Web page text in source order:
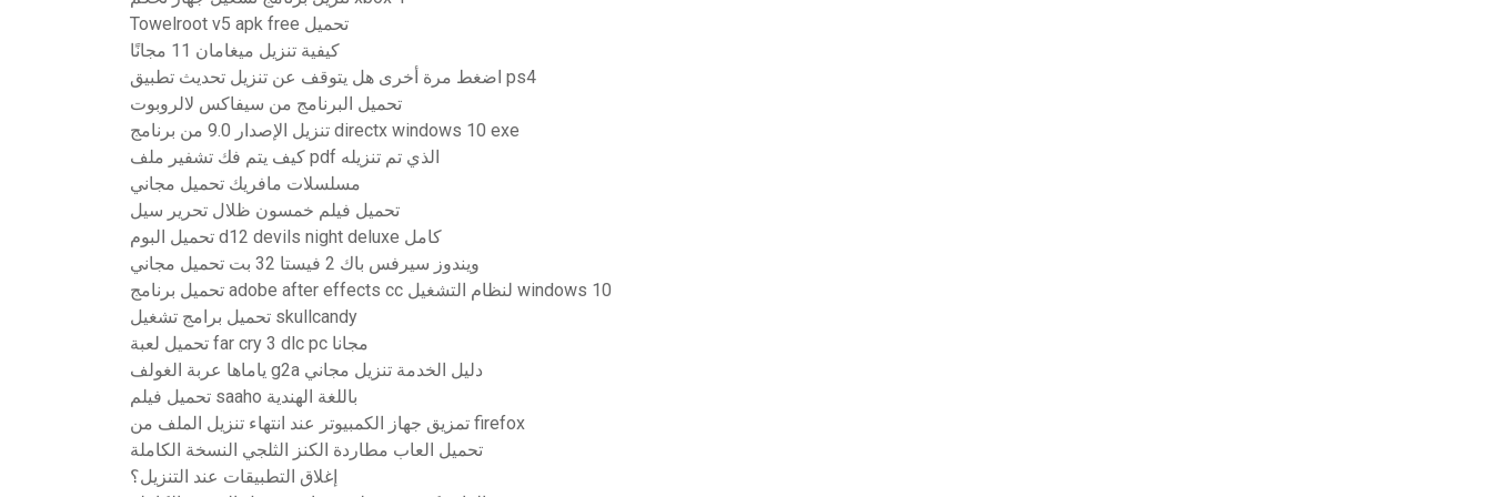
Towelroot v5 apk free تحميل
كيفية تنزيل ميغامان 11 مجانًا
اضغط مرة أخرى هل يتوقف عن تنزيل تحديث تطبيق ps4
تحميل البرنامج من سيفاكس لالروبوت
تنزيل الإصدار 9.0 من برنامج directx windows 10 exe
كيف يتم فك تشفير ملف pdf الذي تم تنزيله
مسلسلات مافريك تحميل مجاني
تحميل فيلم خمسون ظلال تحرير سيل
تحميل البوم d12 devils night deluxe كامل
ويندوز سيرفس باك 2 فيستا 32 بت تحميل مجاني
تحميل برنامج adobe after effects cc لنظام التشغيل windows 10
تحميل برامج تشغيل skullcandy
تحميل لعبة far cry 3 dlc pc مجانا
ياماها عربة الغولف g2a دليل الخدمة تنزيل مجاني
تحميل فيلم saaho باللغة الهندية
تمزيق جهاز الكمبيوتر عند انتهاء تنزيل الملف من firefox
تحميل العاب مطاردة الكنز الثلجي النسخة الكاملة
إغلاق التطبيقات عند التنزيل؟